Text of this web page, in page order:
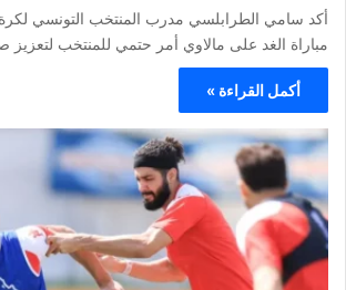
أكد سامي الطرابلسي مدرب المنتخب التونسي
مباراة الغد على مالاوي أمر حتمي للمنتخب لتعزيز
أكمل القراءة »